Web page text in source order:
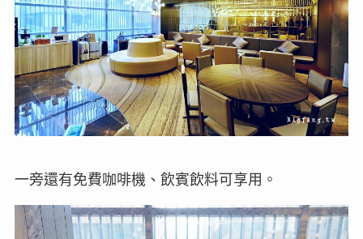
一旁還有免費咖啡機、飲賓飲料可享用。